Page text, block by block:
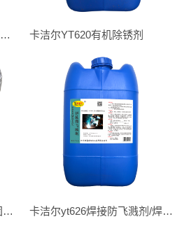
卡洁尔YT624铜光亮剂铜材抛光剂 卡洁尔YT620有机除锈剂
卡洁尔YT629带锈转化剂/固锈剂/防锈底漆 卡洁尔yt626焊接防飞溅剂/焊渣清除剂